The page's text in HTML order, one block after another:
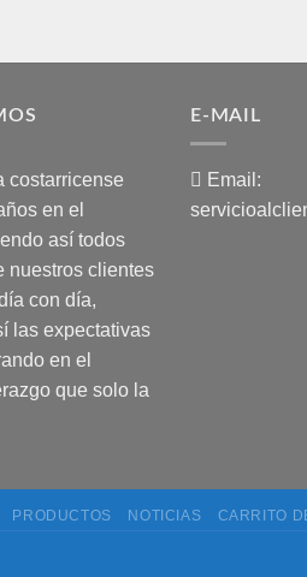
costarricense
en el
así todos
nuestros clientes
con día,
las expectativas
en el
que solo la
E-MAIL
Email:
PRODUCTOS NOTICIAS CARRITO